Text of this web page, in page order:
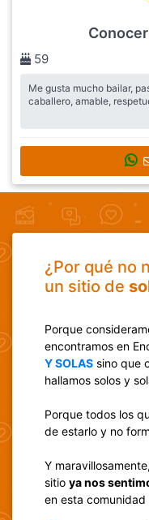
59
Me gusta mucho bailar,
caballero, amable,
¿Por qué no
un sitio de
Porque
encontramos en
Y SOLAS sino que
hallamos solos y
Porque todos los
de estarlo y no
Y
sitio ya nos
en esta